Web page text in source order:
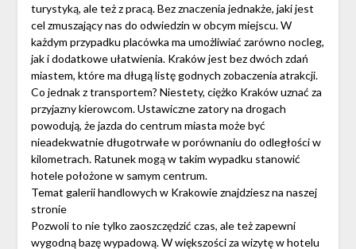
turystyką, ale też z pracą. Bez znaczenia jednakże, jaki jest
cel zmuszający nas do odwiedzin w obcym miejscu. W
każdym przypadku placówka ma umożliwiać zarówno nocleg,
jak i dodatkowe ułatwienia. Kraków jest bez dwóch zdań
miastem, które ma długą listę godnych zobaczenia atrakcji.
Co jednak z transportem? Niestety, ciężko Kraków uznać za
przyjazny kierowcom. Ustawiczne zatory na drogach
powodują, że jazda do centrum miasta może być
nieadekwatnie długotrwałe w porównaniu do odległości w
kilometrach. Ratunek mogą w takim wypadku stanowić
hotele położone w samym centrum.
Temat galerii handlowych w Krakowie znajdziesz na naszej
stronie
Pozwoli to nie tylko zaoszczędzić czas, ale też zapewni
wygodną bazę wypadową. W większości za wizytę w hotelu